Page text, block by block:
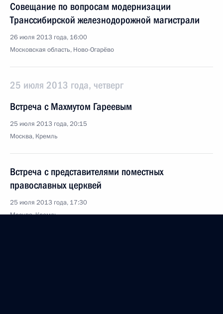
Совещание по вопросам модернизации
Транссибирской железнодорожной магистрали
26 июля 2013 года, 16:00
Московская область, Ново-Огарёво
25 июля 2013 года, четверг
Встреча с Махмутом Гареевым
25 июля 2013 года, 20:15
Москва, Кремль
Встреча с представителями поместных
православных церквей
25 июля 2013 года, 17:30
Москва, Кремль